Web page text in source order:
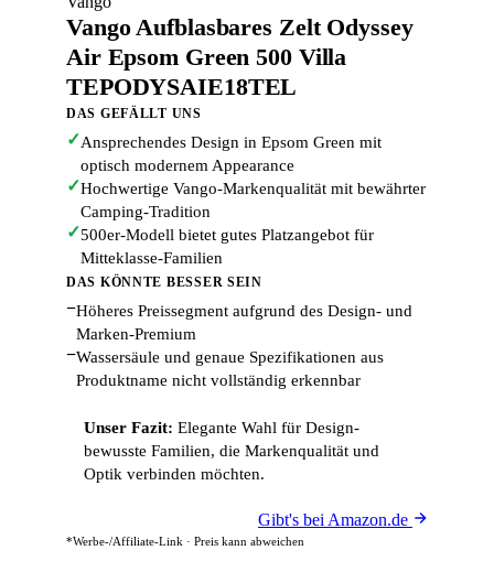
Vango Aufblasbares Zelt Odyssey
Air Epsom Green 500 Villa
TEPODYSAIE18TEL
DAS GEFÄLLT UNS
✓Ansprechendes Design in Epsom Green mit
optisch modernem Appearance
✓Hochwertige Vango-Markenqualität mit bewährter
Camping-Tradition
✓500er-Modell bietet gutes Platzangebot für
Mitteklasse-Familien
DAS KÖNNTE BESSER SEIN
−Höheres Preissegment aufgrund des Design- und
Marken-Premium
−Wassersäule und genaue Spezifikationen aus
Produktname nicht vollständig erkennbar
Unser Fazit: Elegante Wahl für Design-
bewusste Familien, die Markenqualität und
Optik verbinden möchten.
Gibt's bei Amazon.de
*Werbe-/Affiliate-Link · Preis kann abweichen